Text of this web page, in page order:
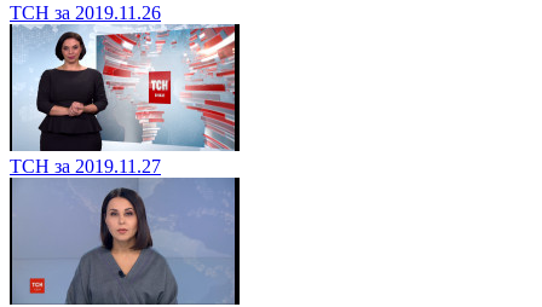
ТСН за 2019.11.26
ТСН за 2019.11.27